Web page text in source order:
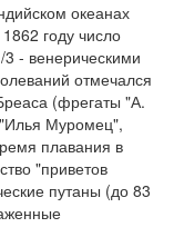
океанах
году число
- венерическими
отмечался
(фрегаты "А.
Муромец",
плавания в
"приветов
путаны (до 83